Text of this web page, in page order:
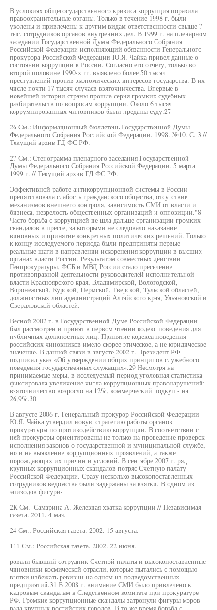
В условиях общегосударственного кризиса коррупция поразила
правоохранительные органы. Только в течение 1998 г. были
уволены и привлечены к другим видам ответственности свыше 7
тыс. сотрудников органов внутренних дел. В 1999 г. на пленарном
заседании Государственной Думы Федерального Собрания
Российской Федерации исполняющий обязанности Генерального
прокурора Российской Федерации Ю.Я. Чайка привел данные о
состоянии коррупции в России. Согласно его отчету, только во
второй половине 1990-х гг. выявлено более 50 тысяч
преступлений против экономических интересов государства. В их
числе почти 17 тысяч случаев взяточничества. Впервые в
новейшей истории страны прошла серия громких судебных
разбирательств по вопросам коррупции. Около 6 тысяч
коррумпированных чиновников были преданы суду.27
26 См.: Информационный бюллетень Государственной Думы
Федерального Собрания Российской Федерации. 1998. №10. С. 3 //
Текущий архив ГД ФС РФ.
27 См.: Стенограмма пленарного заседания Государственной
Думы Федерального Собрания Российской Федерации. 5 марта
1999 г. // Текущий архив ГД ФС РФ.
Эффективной работе антикоррупционной системы в России
препятствовала слабость гражданского общества, отсутствие
механизмов внешнего контроля, зависимость СМИ от власти и
бизнеса, незрелость общественных организаций и оппозиции."8
Часто борьба с коррупцией не шла дальше организации громких
скандалов в прессе, за которыми не следовало наказание
виновных и принятие конкретных политических решений. Только
к концу исследуемого периода были предприняты первые
реальные шаги в направлении искоренения коррупции в высших
органах власти России. Результатом совместных действий
Генпрокуратуры, ФСБ и МВД России стало пресечение
противоправной деятельности руководителей исполнительной
власти Красноярского края, Владимирской, Вологодской,
Воронежской, Курской, Пермской, Тверской, Тульской областей,
должностных лиц администраций Алтайского края, Ульяновской и
Свердловской областей.
Весной 2002 г. в Государственной Думе Российской Федерации
был рассмотрен и принят в первом чтении кодекс поведения для
публичных должностных лиц. Принятие кодекса поведения
российских чиновников имело скорее этическое, а не юридическое
значение. В данной связи в августе 2002 г. Президент РФ
подписал указ «Об утверждении общих принципов служебного
поведения государственных служащих».29 Несмотря на
принимаемые меры, в исследуемый период уголовная статистика
фиксировала увеличение числа коррупционных правонарушений:
взяточничество возросло на 12%, коммерческий подкуп - на
26,9%.30
В августе 2006 г. Генеральный прокурор Российской Федерации
Ю.Я. Чайка утвердил новую стратегию работы органов
прокуратуры по противодействию коррупции. В соответствии с
ней прокуроры ориентированы не только на проведение проверок
исполнения законов о государственной и муниципальной службе,
но и на выявление коррупционных проявлений, а также
порождающих их причин и условий. В сентябре 2007 г. ряд
крупных коррупционных скандалов потряс Счетную палату
Российской Федерации. Сразу несколько высокопоставленных
сотрудников ведомства были задержаны за взятки. В одном из
эпизодов фигури-
2К См.: Самарина А. Железная хватка коррупции // Независимая
газета. 2011. 4 мая.
24 См.: Российская газета. 2002. 15 августа.
111 См.: Российская газета. 2002. 22 июня.
ровали бывший сотрудник Счетной палаты и высокопоставленные
чиновники космической отрасли, которые пытались с помощью
взятки избежать ревизии на одном из подведомственных
предприятий.31 В 2008 г. внимание СМИ было привлечено к
кадровым скандалам в Следственном комитете при прокуратуре
РФ. Громкие коррупционные скандалы затронули фигуры мэров
рада крупных российских городов. В то же время борьба с